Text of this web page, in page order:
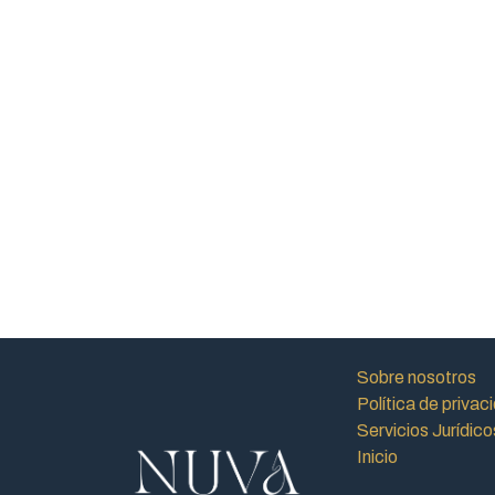
Sobre nosotros
Política de
Servicios
Inicio